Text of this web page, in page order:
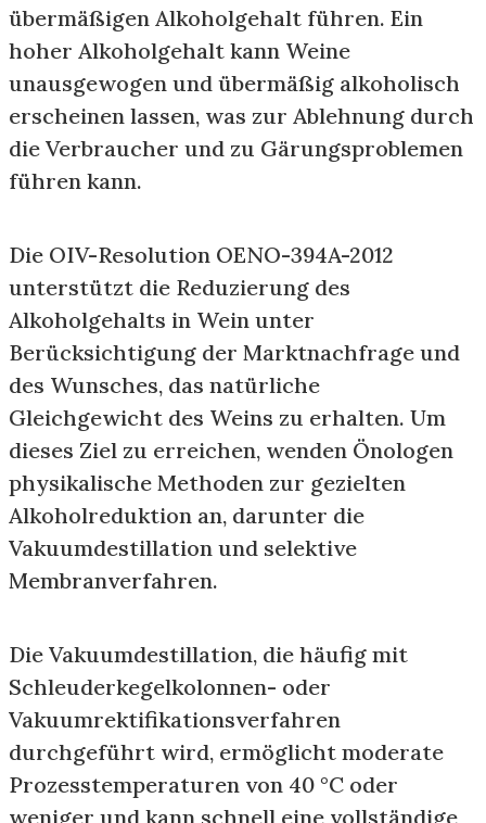
übermäßigen Alkoholgehalt führen. Ein
hoher Alkoholgehalt kann Weine
unausgewogen und übermäßig alkoholisch
erscheinen lassen, was zur Ablehnung durch
die Verbraucher und zu Gärungsproblemen
führen kann.
Die OIV-Resolution OENO-394A-2012
unterstützt die Reduzierung des
Alkoholgehalts in Wein unter
Berücksichtigung der Marktnachfrage und
des Wunsches, das natürliche
Gleichgewicht des Weins zu erhalten. Um
dieses Ziel zu erreichen, wenden Önologen
physikalische Methoden zur gezielten
Alkoholreduktion an, darunter die
Vakuumdestillation und selektive
Membranverfahren.
Die Vakuumdestillation, die häufig mit
Schleuderkegelkolonnen- oder
Vakuumrektifikationsverfahren
durchgeführt wird, ermöglicht moderate
Prozesstemperaturen von 40 °C oder
weniger und kann schnell eine vollständige